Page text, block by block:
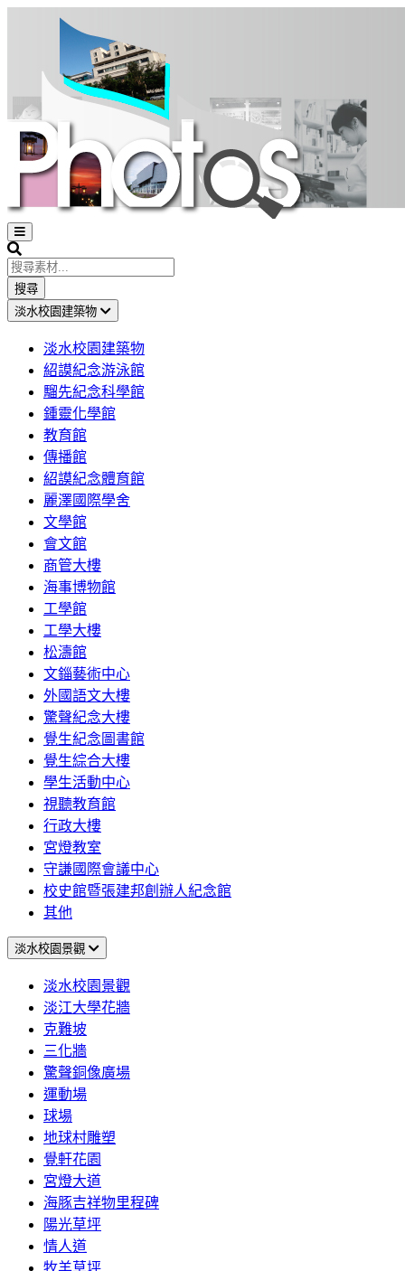
Open
sidebar
Search
搜尋
淡水校園建築物
淡水校園建築物
紹謨紀念游泳館
騮先紀念科學館
鍾靈化學館
教育館
傳播館
紹謨紀念體育館
麗澤國際學舍
文學館
會文館
商管大樓
海事博物館
工學館
工學大樓
松濤館
文錙藝術中心
外國語文大樓
驚聲紀念大樓
覺生紀念圖書館
覺生綜合大樓
學生活動中心
視聽教育館
行政大樓
宮燈教室
守謙國際會議中心
校史館暨張建邦創辦人紀念館
其他
淡水校園景觀
淡水校園景觀
淡江大學花牆
克難坡
三化牆
驚聲銅像廣場
運動場
球場
地球村雕塑
覺軒花園
宮燈大道
海豚吉祥物里程碑
陽光草坪
情人道
牧羊草坪